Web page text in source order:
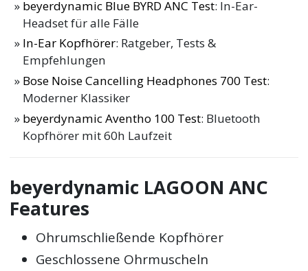
beyerdynamic Blue BYRD ANC Test: In-Ear-
Headset für alle Fälle
In-Ear Kopfhörer: Ratgeber, Tests &
Empfehlungen
Bose Noise Cancelling Headphones 700 Test:
Moderner Klassiker
beyerdynamic Aventho 100 Test: Bluetooth
Kopfhörer mit 60h Laufzeit
beyerdynamic LAGOON ANC
Features
Ohrumschließende Kopfhörer
Geschlossene Ohrmuscheln